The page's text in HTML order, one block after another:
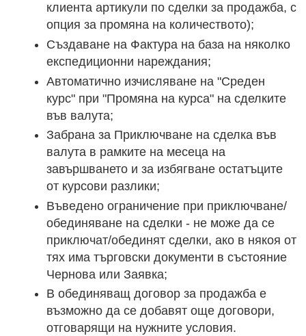
клиента артикули по сделки за продажба, с
опция за промяна на количеството);
Създаване на Фактура на база на няколко
експедиционни нареждания;
Автоматично изчисляване на "Среден
курс" при "Промяна на курса" на сделките
във валута;
Забрана за Приключване на сделка във
валута в рамките на месеца на
завършването и за избягване остатъците
от курсови разлики;
Въведено ограничение при приключване/
обединяване на сделки - не може да се
приключат/обединят сделки, ако в някоя от
тях има търговски документи в състояние
Чернова или Заявка;
B обединяващ договор за продажба е
възможно да се добавят още договори,
отговарящи на нужните условия.